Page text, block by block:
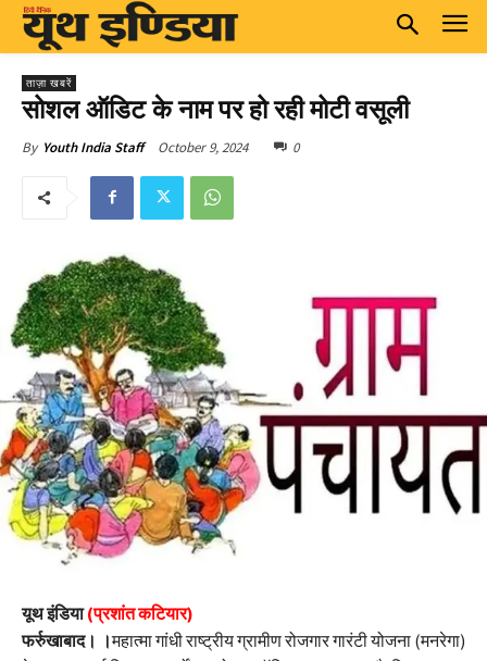
ताज़ा खबरें
सोशल ऑडिट के नाम पर हो रही मोटी वसूली
By Youth India Staff October 9, 2024 0
यूथ इंडिया(प्रशांत कटियार)
फर्रुखाबाद। ।महात्मा गांधी राष्ट्रीय ग्रामीण रोजगार गारंटी योजना (मनरेगा)